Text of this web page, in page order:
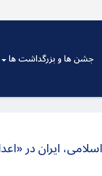
جشن ها و بزرگداشت ها
ایران در